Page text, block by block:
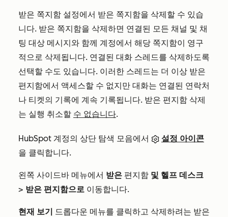
받은 쪽지함 설정에서 받은 쪽지함을 삭제할 수 있습
니다. 받은 쪽지함을 삭제하면 연결된 모든 채널 및 채
팅 대상 메시지와 함께 계정에서 해당 쪽지함이 영구
적으로 삭제됩니다. 연결된 대화 스레드를 삭제하도록
선택할 수도 있습니다. 이러한 스레드는 더 이상 받은
편지함에서 액세스할 수 없지만 대화는 연결된 연락처
나 티켓의 기록에 계속 기록됩니다. 받은 편지함 삭제
는 실행 취소할 수 없습니다.
HubSpot 계정의 상단 탐색 모음에서
설정 아이콘
을 클릭합니다.
왼쪽 사이드바 메뉴에서 받은 편지함 및 헬프 데스크
> 받은 편지함으로 이동합니다.
현재 보기 드롭다운 메뉴를 클릭하고 삭제하려는 받은